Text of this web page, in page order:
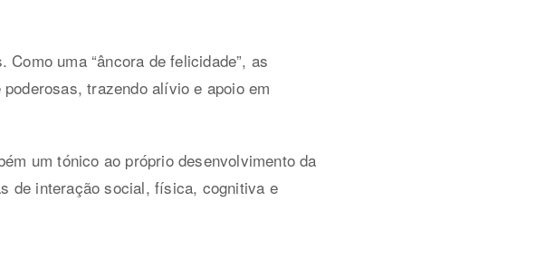
uma “âncora de felicidade”, as
trazendo alívio e apoio em
um tónico ao próprio desenvolvimento da
de interação social, física, cognitiva e